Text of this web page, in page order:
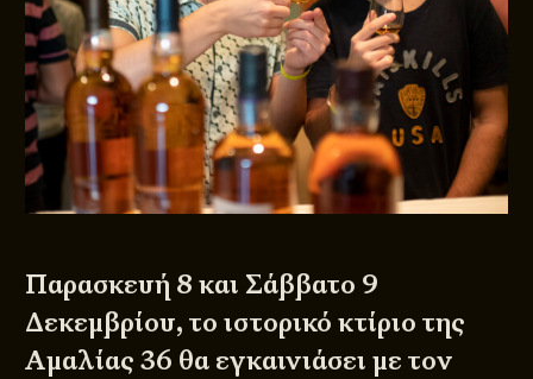
Παρασκευή 8 και Σάββατο 9
Δεκεμβρίου, το ιστορικό κτίριο της
Αμαλίας 36 θα εγκαινιάσει με τον